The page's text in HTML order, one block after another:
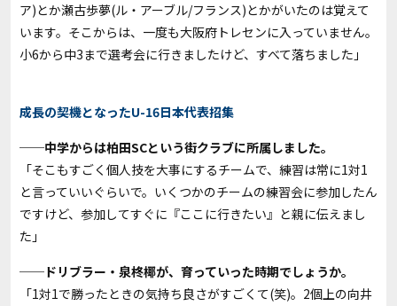
ア)とか瀬古歩夢(ル・アーブル/フランス)とかがいたのは覚えて
います。そこからは、一度も大阪府トレセンに入っていません。
小6から中3まで選考会に行きましたけど、すべて落ちました」
成長の契機となったU-16日本代表招集
──中学からは柏田SCという街クラブに所属しました。
「そこもすごく個人技を大事にするチームで、練習は常に1対1
と言っていいぐらいで。いくつかのチームの練習会に参加したん
ですけど、参加してすぐに『ここに行きたい』と親に伝えまし
た」
──ドリブラー・泉柊椰が、育っていった時期でしょうか。
「1対1で勝ったときの気持ち良さがすごくて(笑)。2個上の向井